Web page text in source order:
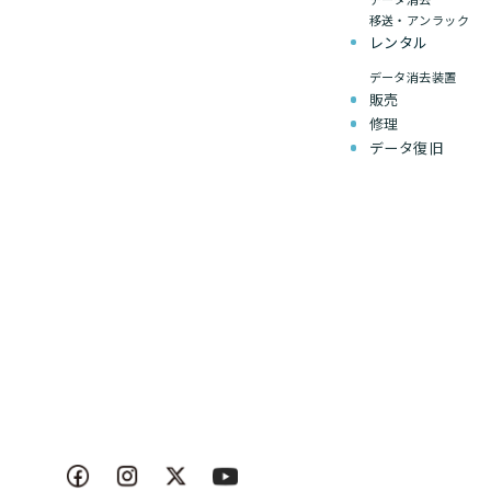
移送・アンラック
レンタル
データ消去装置
販売
修理
データ復旧